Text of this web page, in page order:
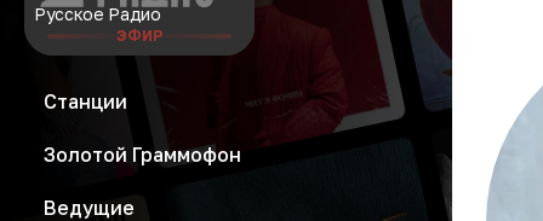
Русское Радио
ЭФИР
Станции
Золотой Граммофон
Ведущие